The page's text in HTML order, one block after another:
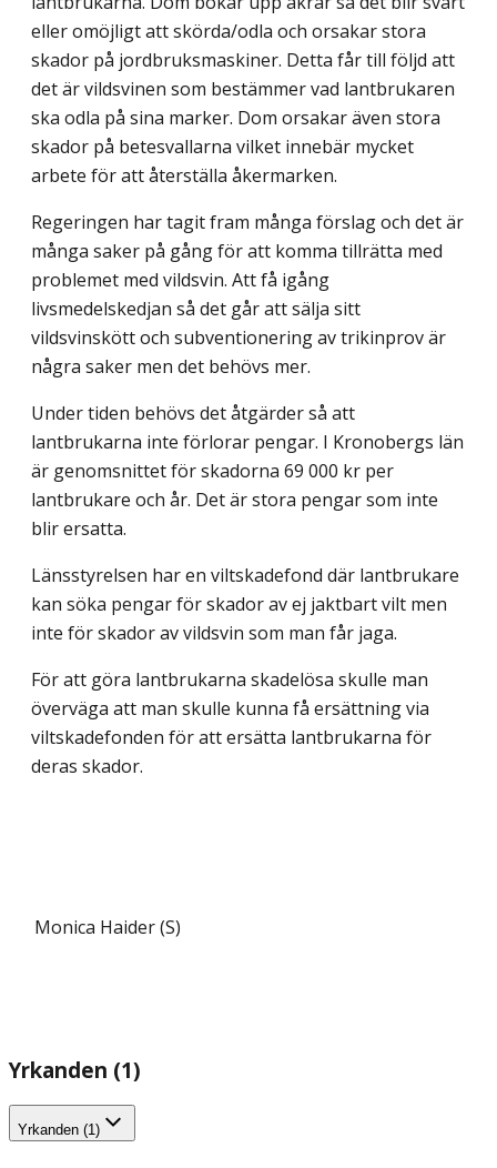
eller omöjligt att skörda/odla och orsakar stora
skador på jordbruks­maskiner. Detta får till följd att
det är vildsvinen som bestämmer vad lantbrukaren
ska odla på sina marker. Dom orsakar även stora
skador på betesvallarna vilket innebär mycket
arbete för att återställa åkermarken.
Regeringen har tagit fram många förslag och det är
många saker på gång för att komma tillrätta med
problemet med vildsvin. Att få igång
livsmedelskedjan så det går att sälja sitt
vildsvinskött och subventionering av trikinprov är
några saker men det behövs mer.
Under tiden behövs det åtgärder så att
lantbrukarna inte förlorar pengar. I Krono­bergs län
är genomsnittet för skadorna 69 000 kr per
lantbrukare och år. Det är stora pengar som inte
blir ersatta.
Länsstyrelsen har en viltskadefond där lantbrukare
kan söka pengar för skador av ej jaktbart vilt men
inte för skador av vildsvin som man får jaga.
För att göra lantbrukarna skadelösa skulle man
överväga att man skulle kunna få ersättning via
viltskadefonden för att ersätta lantbrukarna för
deras skador.
Monica Haider (S)
Yrkanden (1)
Yrkanden (1)